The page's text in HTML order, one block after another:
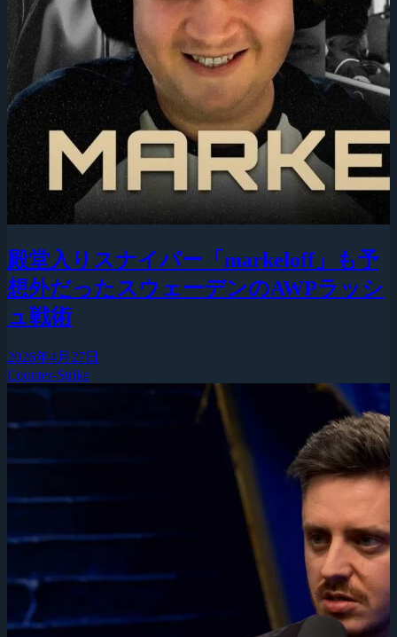
殿堂入りスナイパー「markeloff」も予
想外だったスウェーデンのAWPラッシ
ュ戦術
2026年4月27日
Counter-Strike